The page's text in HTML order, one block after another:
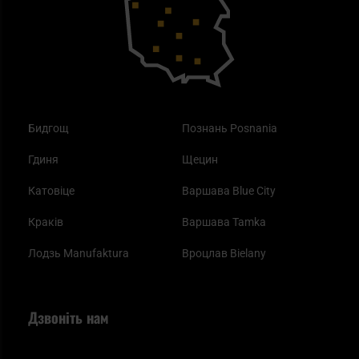
Бидгощ
Гдиня
Катовіце
Краків
Лодзь Manufaktura
Познань Posnania
Щецин
Варшава Blue City
Варшава Tamka
Вроцлав Bielany
Найкращі спальні мішки на осінь
Дзвоніть нам